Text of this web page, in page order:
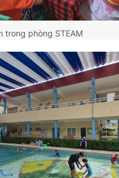
trong phòng STEAM